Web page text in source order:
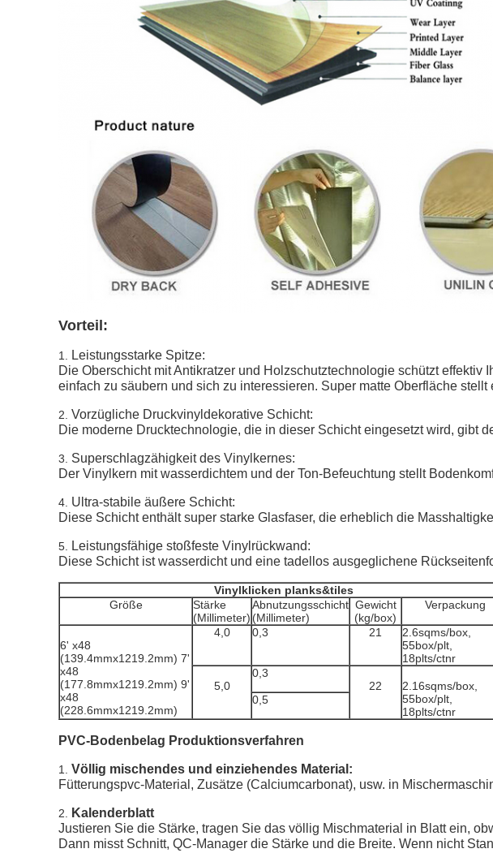
Vorteil:
1.
Leistungsstarke Spitze:
Die Oberschicht mit Antikratzer und Holzschutztechnologie schützt
einfach zu säubern und sich zu interessieren. Super matte Oberfläche stellt
2. Vorzügliche Druckvinyldekorative Schicht:
Die moderne Drucktechnologie, die in dieser Schicht eingesetzt wird, gibt
3. Superschlagzähigkeit des Vinylkernes:
Der Vinylkern mit wasserdichtem und der Ton-Befeuchtung stellt
4. Ultra-stabile äußere Schicht:
Diese Schicht enthält super starke Glasfaser, die erheblich die
5.
Leistungsfähige stoßfeste Vinylrückwand:
Diese Schicht ist wasserdicht und eine tadellos ausgeglichene
Vinylklicken planks&tiles
Größe
Stärke
(Millimeter)
Abnutzungsschicht
(Millimeter)
Gewicht
(kg/box)
Verpackung
6' x48
(139.4mmx1219.2mm) 7'
x48
(177.8mmx1219.2mm) 9'
x48
(228.6mmx1219.2mm)
4,0 0,3 21
2.6sqms/box,
55box/plt,
18plts/ctnr
5,0
0,3
22
2.16sqms/box,
55box/plt,
18plts/ctnr
0,5
PVC-Bodenbelag Produktionsverfahren
1. Völlig mischendes und einziehendes Material:
Fütterungspvc-Material, Zusätze (Calciumcarbonat), usw. in
2.
Kalenderblatt
Justieren Sie die Stärke, tragen Sie das völlig Mischmaterial in Blatt ein,
Dann misst Schnitt, QC-Manager die Stärke und die Breite. Wenn nicht